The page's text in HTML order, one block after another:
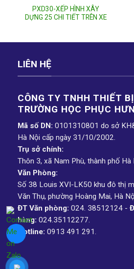
PXD30-XẾP HÌNH XÂY
DỰNG 25 CHI TIẾT TRÊN XE
LIÊN HỆ
CÔNG TY TNHH THIẾT BỊ
TRƯỜNG HỌC PHỤC
Mã số DN: 0101310801 do sở
Hà Nội cấp ngày 31/10/2002.
Trụ sở chính:
Thôn 3, xã Nam Phù, thành phố Hà
Văn Phòng:
Số 38 Louis XVI-LK50 khu đô thị
Văn Thụ, phường Hoàng Mai, Hà
ĐT Văn phòng: 024. 38512124 -
hàng: 024.35112277.
Hotline: 0913 491 291.